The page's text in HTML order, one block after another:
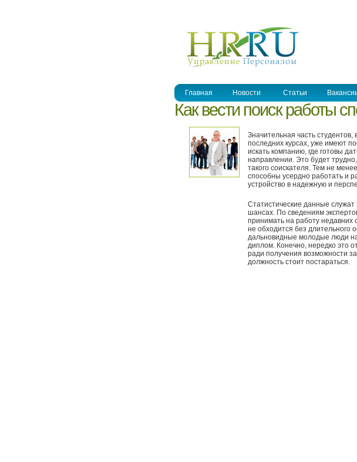
Главная Новости Статьи
Как вести поиск работы
Значительная часть
последних курсах, уже имеют
искать компанию, где готовы
направлении. Это будет
такого соискателя. Тем не
способны усердно работать и
устройство в надежную и
Статистические данные
шансах. По сведениям
принимать на работу недавних
не обходится без длительного
дальновидные молодые люди
диплом. Конечно, нередко это
ради получения возможности
должность стоит постараться.